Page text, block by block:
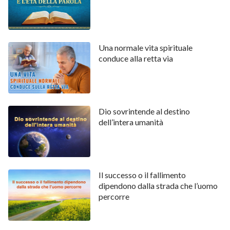
prove e castighi, voialtri non vi dileguate, e questo è
sufficiente a dimostrare che l’opera di Dio ha
qualcosa che l’uomo sia capace di fare e di sostenere,
ma è piuttosto opera di Dio Stesso. Da molti fatti
dell’opera di Dio si può, dunque, capire come Egli
di rendervi completi. Se sapete cogliere questo, se
siete in grado di compiere una scoperta di tal genere,
allora non attenderete la seconda venuta di Gesù, ma
lascerete invece che Dio vi renda completi nell’età
presente. Ciascuno di voi dovrebbe quindi fare tutto il
possibile, non risparmiando alcuno sforzo, per essere
reso perfetto da Dio.
Una normale vita spirituale
conduce alla retta via
Dio sovrintende al destino
dell’intera umanità
Il successo o il fallimento
dipendono dalla strada che l’uomo
percorre